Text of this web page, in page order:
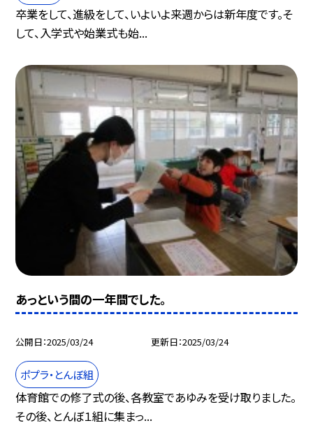
卒業をして、進級をして、いよいよ来週からは新年度です。そ
して、入学式や始業式も始...
あっという間の一年間でした。
公開日 2025/03/24 更新日 2025/03/24
ポプラ・とんぼ組
体育館での修了式の後、各教室であゆみを受け取りました。
その後、とんぼ１組に集まっ...